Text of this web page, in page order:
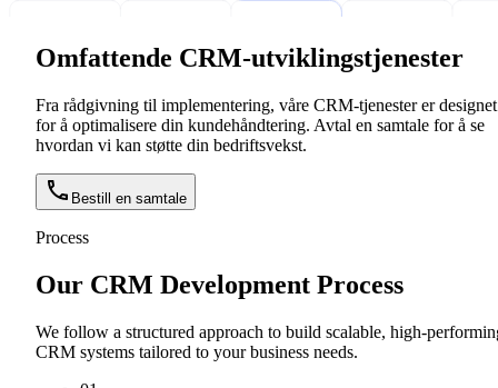
Omfattende CRM-utviklingstjenester
Fra rådgivning til implementering, våre CRM-tjenester er designet
for å optimalisere din kundehåndtering. Avtal en samtale for å se
hvordan vi kan støtte din bedriftsvekst.
Bestill en samtale
Process
Our CRM Development Process
We follow a structured approach to build scalable, high-
CRM systems tailored to your business needs.